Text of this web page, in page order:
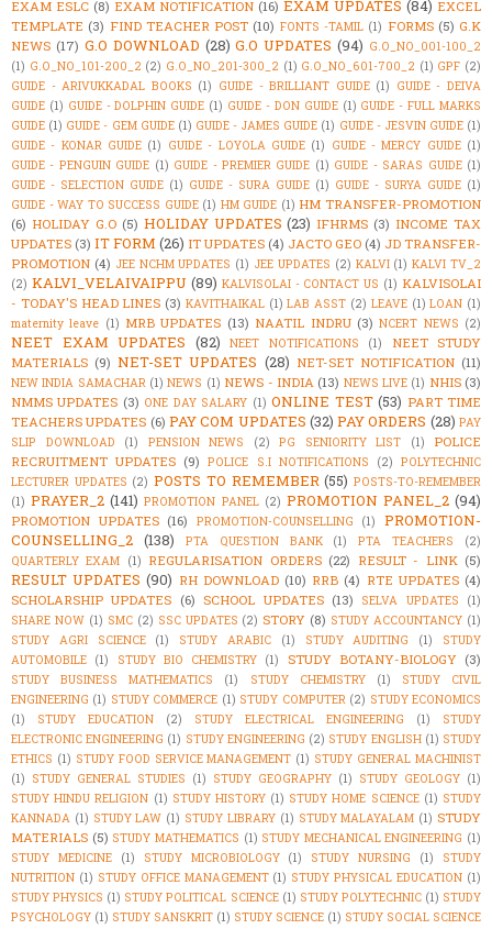
EXAM ESLC (8) EXAM NOTIFICATION (16) EXAM UPDATES (84) EXCEL
TEMPLATE (3) FIND TEACHER POST (10) FONTS -TAMIL (1) FORMS (5) G.K
NEWS (17) G.O DOWNLOAD (28) G.O UPDATES (94) G.O_NO_001-100_2
(1) G.O_NO_101-200_2 (2) G.O_NO_201-300_2 (1) G.O_NO_601-700_2 (1) GPF (2)
GUIDE - ARIVUKKADAL BOOKS (1) GUIDE - BRILLIANT GUIDE (1) GUIDE - DEIVA
GUIDE (1) GUIDE - DOLPHIN GUIDE (1) GUIDE - DON GUIDE (1) GUIDE - FULL MARKS
GUIDE (1) GUIDE - GEM GUIDE (1) GUIDE - JAMES GUIDE (1) GUIDE - JESVIN GUIDE (1)
GUIDE - KONAR GUIDE (1) GUIDE - LOYOLA GUIDE (1) GUIDE - MERCY GUIDE (1)
GUIDE - PENGUIN GUIDE (1) GUIDE - PREMIER GUIDE (1) GUIDE - SARAS GUIDE (1)
GUIDE - SELECTION GUIDE (1) GUIDE - SURA GUIDE (1) GUIDE - SURYA GUIDE (1)
GUIDE - WAY TO SUCCESS GUIDE (1) HM GUIDE (1) HM TRANSFER-PROMOTION
(6) HOLIDAY G.O (5) HOLIDAY UPDATES (23) IFHRMS (3) INCOME TAX
UPDATES (3) IT FORM (26) IT UPDATES (4) JACTO GEO (4) JD TRANSFER-
PROMOTION (4) JEE NCHM UPDATES (1) JEE UPDATES (2) KALVI (1) KALVI TV_2
(2) KALVI_VELAIVAIPPU (89) KALVISOLAI - CONTACT US (1) KALVISOLAI
- TODAY'S HEAD LINES (3) KAVITHAIKAL (1) LAB ASST (2) LEAVE (1) LOAN (1)
maternity leave (1) MRB UPDATES (13) NAATIL INDRU (3) NCERT NEWS (2)
NEET EXAM UPDATES (82) NEET NOTIFICATIONS (1)
NEET STUDY
MATERIALS (9) NET-SET UPDATES (28) NET-SET NOTIFICATION (11)
NEW INDIA SAMACHAR (1) NEWS (1) NEWS - INDIA (13) NEWS LIVE (1) NHIS (3)
NMMS UPDATES (3) ONE DAY SALARY (1) ONLINE TEST (53) PART TIME
TEACHERS UPDATES (6) PAY COM UPDATES (32) PAY ORDERS (28) PAY
SLIP DOWNLOAD
(1) PENSION NEWS (2) PG SENIORITY LIST (1)
POLICE
RECRUITMENT UPDATES (9) POLICE S.I NOTIFICATIONS (2) POLYTECHNIC
LECTURER UPDATES (2) POSTS TO REMEMBER (55) POSTS-TO-REMEMBER
(1) PRAYER_2 (141) PROMOTION PANEL (2) PROMOTION PANEL_2 (94)
PROMOTION UPDATES (16) PROMOTION-COUNSELLING (1)
PROMOTION-
COUNSELLING_2 (138) PTA QUESTION BANK (1) PTA TEACHERS
(2)
QUARTERLY EXAM (1) REGULARISATION ORDERS (22) RESULT - LINK (5)
RESULT UPDATES (90) RH DOWNLOAD (10) RRB (4) RTE UPDATES (4)
SCHOLARSHIP UPDATES (6) SCHOOL UPDATES (13) SELVA UPDATES
(1)
SHARE NOW (1) SMC (2) SSC UPDATES (2) STORY (8) STUDY ACCOUNTANCY (1)
STUDY AGRI SCIENCE
(1) STUDY ARABIC (1) STUDY AUDITING (1)
STUDY
AUTOMOBILE (1) STUDY BIO CHEMISTRY (1) STUDY BOTANY-BIOLOGY (3)
STUDY BUSINESS MATHEMATICS (1) STUDY CHEMISTRY (1)
STUDY CIVIL
ENGINEERING (1) STUDY COMMERCE (1) STUDY COMPUTER (2) STUDY ECONOMICS
(1)
STUDY EDUCATION (2) STUDY ELECTRICAL ENGINEERING (1)
STUDY
ELECTRONIC ENGINEERING (1) STUDY ENGINEERING (2) STUDY ENGLISH (1) STUDY
ETHICS (1) STUDY FOOD SERVICE MANAGEMENT (1) STUDY GENERAL MACHINIST
(1) STUDY GENERAL STUDIES (1) STUDY GEOGRAPHY (1) STUDY GEOLOGY (1)
STUDY HINDU RELIGION (1) STUDY HISTORY (1) STUDY HOME SCIENCE (1) STUDY
KANNADA (1) STUDY LAW (1) STUDY LIBRARY (1) STUDY MALAYALAM (1) STUDY
MATERIALS (5) STUDY MATHEMATICS (1) STUDY MECHANICAL ENGINEERING (1)
STUDY MEDICINE
(1) STUDY MICROBIOLOGY (1) STUDY NURSING (1)
STUDY
NUTRITION (1) STUDY OFFICE MANAGEMENT (1) STUDY PHYSICAL EDUCATION (1)
STUDY PHYSICS (1) STUDY POLITICAL SCIENCE (1) STUDY POLYTECHNIC (1) STUDY
PSYCHOLOGY (1) STUDY SANSKRIT (1) STUDY SCIENCE (1) STUDY SOCIAL SCIENCE